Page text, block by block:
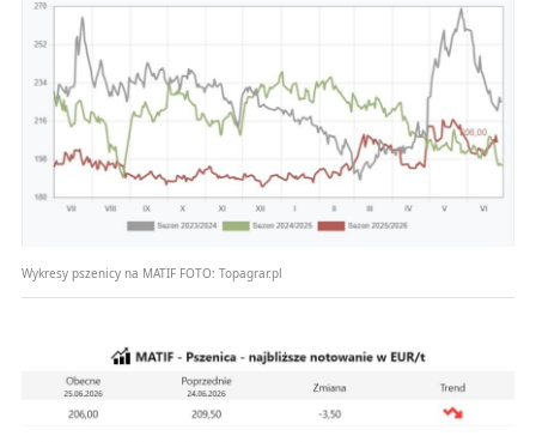
Wykresy pszenicy na MATIF FOTO: Topagrar.pl